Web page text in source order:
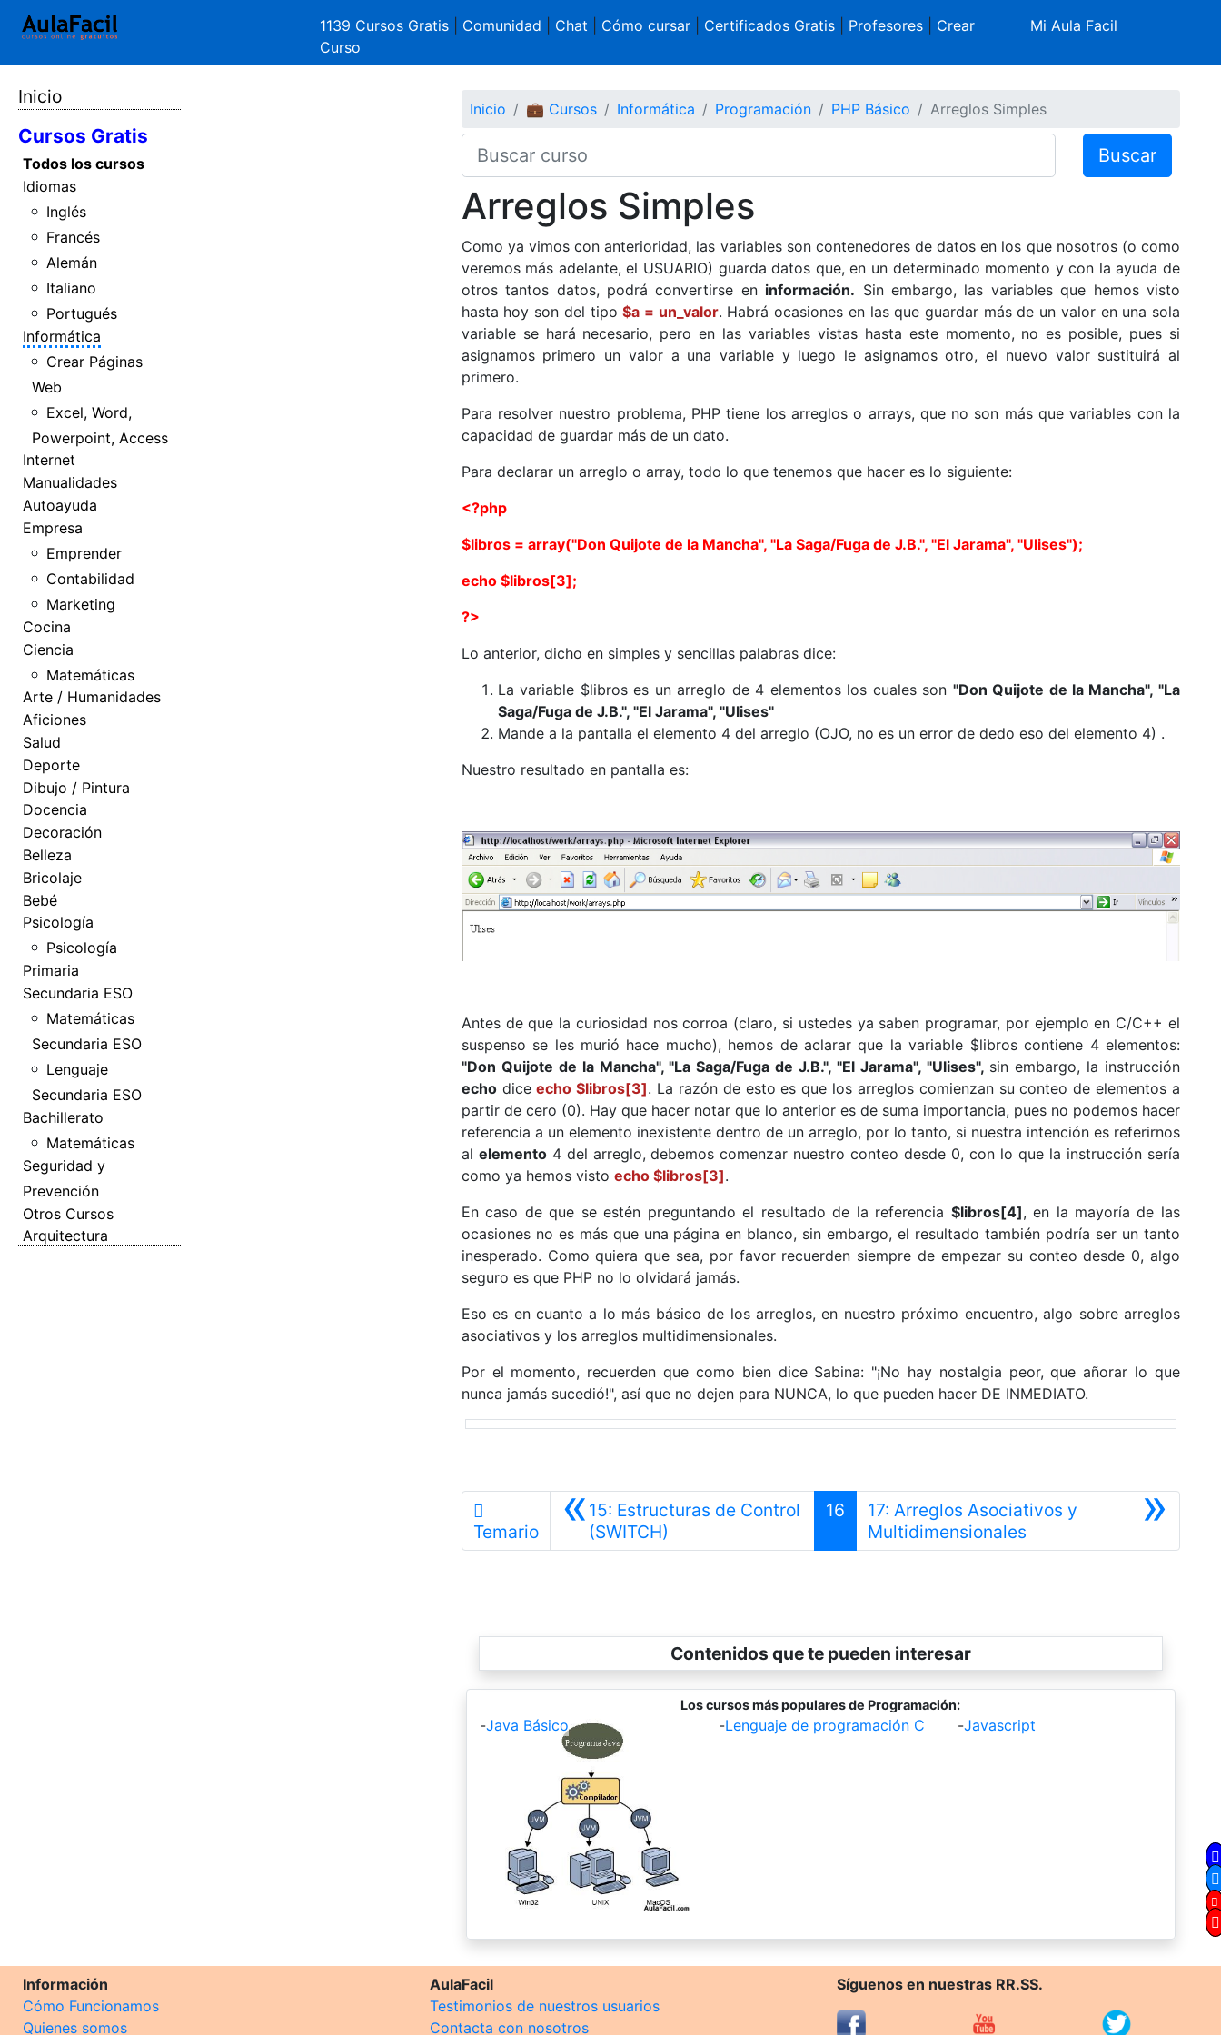
1139 Cursos Gratis Comunidad Chat Cómo cursar| Certificados Gratis| Profesores| Crear
Curso
Mi Aula Facil
Inicio
Cursos Gratis
Todos los cursos
Idiomas
Inglés
Francés
Alemán
Italiano
Portugués
Informática
Crear Páginas
Web
Excel, Word,
Powerpoint, Access
Internet
Manualidades
Autoayuda
Empresa
Emprender
Contabilidad
Marketing
Cocina
Ciencia
Matemáticas
Arte / Humanidades
Aficiones
Salud
Deporte
Dibujo / Pintura
Docencia
Decoración
Belleza
Bricolaje
Bebé
Psicología
Psicología
Primaria
Secundaria ESO
Matemáticas
Secundaria ESO
Lenguaje
Secundaria ESO
Bachillerato
Matemáticas
Seguridad y
Prevención
Otros Cursos
Arquitectura
Inicio 💼 Cursos Informática Programación PHP Básico Arreglos Simples
Buscar
Arreglos Simples
Como ya vimos con anterioridad, las variables son contenedores de datos en los que nosotros (o como
veremos más adelante, el USUARIO) guarda datos que, en un determinado momento y con la ayuda de
otros tantos datos, podrá convertirse en información. Sin embargo, las variables que hemos visto
hasta hoy son del tipo$a = un_valor. Habrá ocasiones en las que guardar más de un valor en una sola
variable se hará necesario, pero en las variables vistas hasta este momento, no es posible, pues si
asignamos primero un valor a una variable y luego le asignamos otro, el nuevo valor sustituirá al
primero.
Para resolver nuestro problema, PHP tiene los arreglos o arrays, que no son más que variables con la
capacidad de guardar más de un dato.
Para declarar un arreglo o array, todo lo que tenemos que hacer es lo siguiente:
<?php
$libros = array("Don Quijote de la Mancha", "La Saga/Fuga de J.B.", "El Jarama", "Ulises");
echo $libros[3];
?>
Lo anterior, dicho en simples y sencillas palabras dice:
La variable $libros es un arreglo de 4 elementos los cuales son "Don Quijote de la Mancha", "La
Saga/Fuga de J.B.", "El Jarama", "Ulises"
Mande a la pantalla el elemento 4 del arreglo (OJO, no es un error de dedo eso del elemento 4) .
Nuestro resultado en pantalla es:
Antes de que la curiosidad nos corroa (claro, si ustedes ya saben programar, por ejemplo en C/C++ el
suspenso se les murió hace mucho), hemos de aclarar que la variable $libros contiene 4 elementos:
"Don Quijote de la Mancha", "La Saga/Fuga de J.B.", "El Jarama", "Ulises", sin embargo, la instrucción
echodiceecho $libros[3]. La razón de esto es que los arreglos comienzan su conteo de elementos a
partir de cero (0). Hay que hacer notar que lo anterior es de suma importancia, pues no podemos hacer
referencia a un elemento inexistente dentro de un arreglo, por lo tanto, si nuestra intención es referirnos
al elemento4 del arreglo, debemos comenzar nuestro conteo desde 0, con lo que la instrucción sería
como ya hemos visto echo $libros[3].
En caso de que se estén preguntando el resultado de la referencia $libros[4], en la mayoría de las
ocasiones no es más que una página en blanco, sin embargo, el resultado también podría ser un tanto
inesperado. Como quiera que sea, por favor recuerden siempre de empezar su conteo desde 0, algo
seguro es que PHP no lo olvidará jamás.
Eso es en cuanto a lo más básico de los arreglos, en nuestro próximo encuentro, algo sobre arreglos
asociativos y los arreglos multidimensionales.
Por el momento, recuerden que como bien dice Sabina: "¡No hay nostalgia peor, que añorar lo que
nunca jamás sucedió!", así que no dejen para NUNCA, lo que pueden hacer DE INMEDIATO.
Temario «15: Estructuras de Control
(SWITCH)
16 »
17: Arreglos Asociativos y
MultidimensionalesSiguiente
Contenidos que te pueden interesar
Los cursos más populares de Programación:
-Java Básico -Lenguaje de programación C -Javascript
Información
Cómo Funcionamos
Quienes somos
AulaFacil
Testimonios de nuestros usuarios
Contacta con nosotros
Síguenos en nuestras RR.SS.